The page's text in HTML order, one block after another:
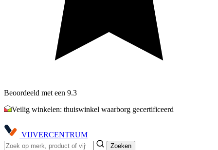
Beoordeeld met een 9.3
Veilig winkelen: thuiswinkel waarborg gecertificeerd
VIJVERCENTRUM
Zoeken